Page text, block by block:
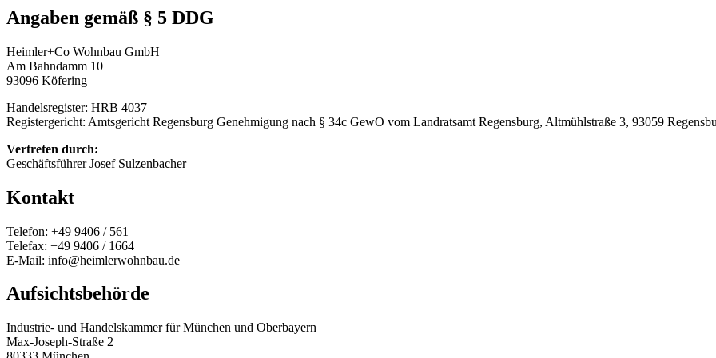
Angaben gemäß § 5 DDG
Heimler+Co Wohnbau GmbH
Am Bahndamm 10
93096 Köfering
Handelsregister: HRB 4037
Registergericht: Amtsgericht Regensburg Genehmigung nach § 34c GewO vom Landratsamt Regensburg, Altmühlstraße 3, 93059
Vertreten durch:
Geschäftsführer Josef Sulzenbacher
Kontakt
Telefon: +49 9406 / 561
Telefax: +49 9406 / 1664
E-Mail: info@heimlerwohnbau.de
Aufsichtsbehörde
Industrie- und Handelskammer für München und Oberbayern
Max-Joseph-Straße 2